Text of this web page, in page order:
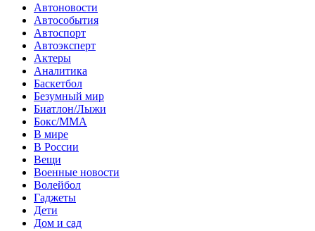
Автоновости
Автособытия
Автоспорт
Автоэксперт
Актеры
Аналитика
Баскетбол
Безумный мир
Биатлон/Лыжи
Бокс/MMA
В мире
В России
Вещи
Военные новости
Волейбол
Гаджеты
Дети
Дом и сад